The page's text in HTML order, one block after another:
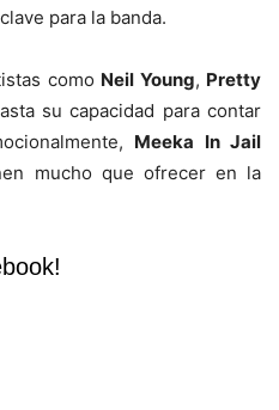
para la banda.
como Neil Young, Pretty
su capacidad para contar
Meeka In Jail
mucho que ofrecer en la